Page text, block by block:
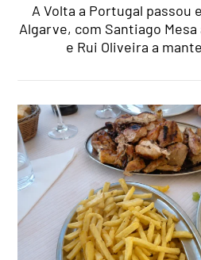
A Volta a Portugal passou
Algarve, com Santiago
e Rui Oliveira a